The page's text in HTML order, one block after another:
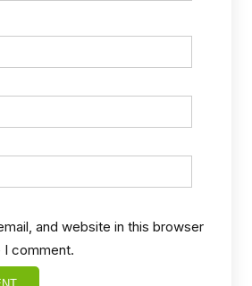
and website in this browser
comment.